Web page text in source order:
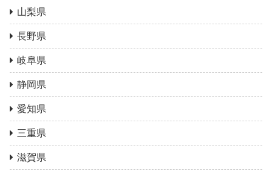
山梨県
長野県
岐阜県
静岡県
愛知県
三重県
滋賀県